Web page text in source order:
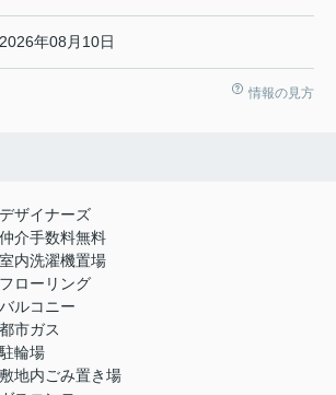
2026年08月10日
情報の見方
デザイナーズ
仲介手数料無料
室内洗濯機置場
フローリング
バルコニー
都市ガス
駐輪場
敷地内ごみ置き場